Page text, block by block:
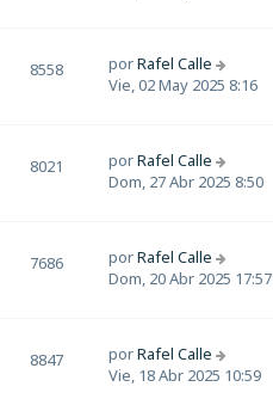
8558 porRafel Calle
Vie, 02 May 2025 8:16
8021 porRafel Calle
Dom, 27 Abr 2025 8:50
7686 porRafel Calle
Dom, 20 Abr 2025 17:57
8847 porRafel Calle
Vie, 18 Abr 2025 10:59